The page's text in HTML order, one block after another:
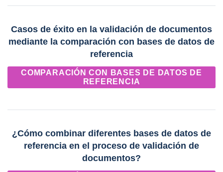
Casos de éxito en la validación de documentos
mediante la comparación con bases de datos de
referencia
COMPARACIÓN CON BASES DE DATOS DE
REFERENCIA
¿Cómo combinar diferentes bases de datos de
referencia en el proceso de validación de
documentos?